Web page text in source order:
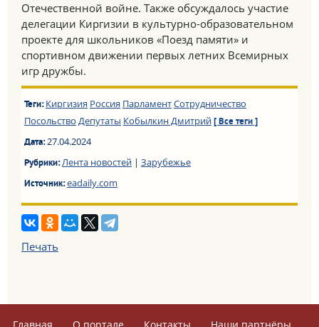
Отечественной войне. Также обсуждалось участие
делегации Киргизии в культурно-образовательном
проекте для школьников «Поезд памяти» и
спортивном движении первых летних Всемирных
игр дружбы.
Теги: Киргизия Россия ПарламентСотрудничество
Посольство Депутаты Кобылкин Дмитрий [ Все теги ]
Дата:27.04.2024
Рубрики:Лента новостей| Зарубежье
Источник:eadaily.com
Печать